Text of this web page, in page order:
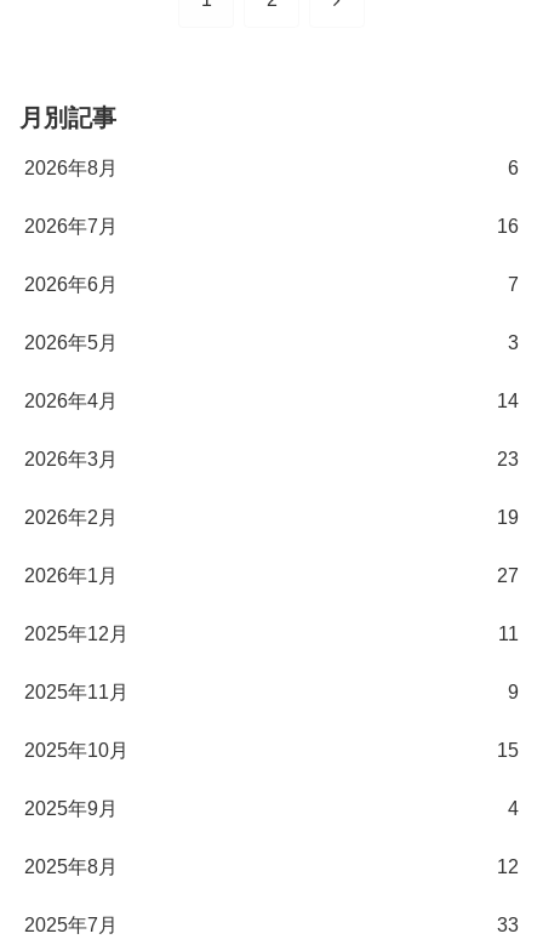
月別記事
2026年8月 6
2026年7月 16
2026年6月 7
2026年5月 3
2026年4月 14
2026年3月 23
2026年2月 19
2026年1月 27
2025年12月 11
2025年11月 9
2025年10月 15
2025年9月 4
2025年8月 12
2025年7月 33